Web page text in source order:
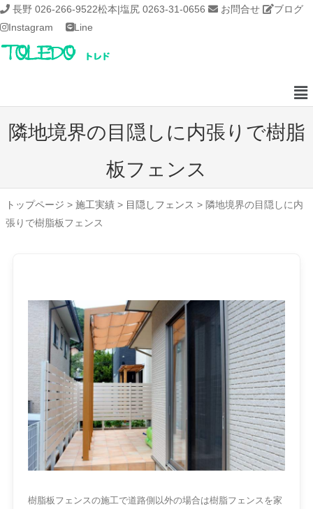
長野 026-266-9522松本|塩尻 0263-31-0656 お問合せ
ブログ
Instagram
Line
隣地境界の目隠しに内張りで樹脂
板フェンス
トップページ > 施工実績 > 目隠しフェンス > 隣地境界の目隠しに内
張りで樹脂板フェンス
樹脂板フェンスの施工で道路側以外の場合は樹脂フェンスを家